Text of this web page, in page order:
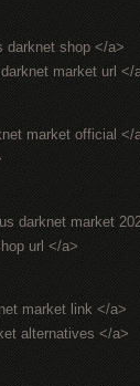
darknet shop </a>
market url </
market official </
darknet market
url </a>
market link </a>
alternatives </a>